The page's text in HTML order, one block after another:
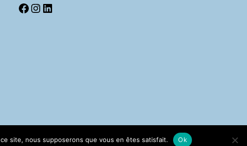
Facebook
Instagram
LinkedIn
site, nous supposerons que vous en êtes satisfait. Ok